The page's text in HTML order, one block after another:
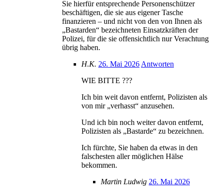
Sie hierfür entsprechende Personenschützer
beschäftigen, die sie aus eigener Tasche
finanzieren – und nicht von den von Ihnen als
„Bastarden“ bezeichneten Einsatzkräften der
Polizei, für die sie offensichtlich nur Verachtung
übrig haben.
H.K. 26. Mai 2026 Antworten
WIE BITTE ???
Ich bin weit davon entfernt, Polizisten als
von mir „verhasst“ anzusehen.
Und ich bin noch weiter davon entfernt,
Polizisten als „Bastarde“ zu bezeichnen.
Ich fürchte, Sie haben da etwas in den
falschesten aller möglichen Hälse
bekommen.
Martin Ludwig 26. Mai 2026